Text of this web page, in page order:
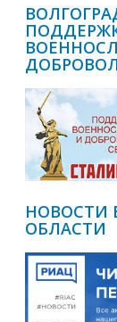
НОВОСТИ
ОБЛАСТИ